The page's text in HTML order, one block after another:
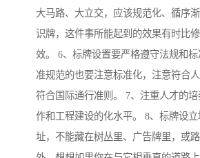
大马路、大立交，应该规范化、循序
识牌，这件事所能起到的效果有时比
效。 6、标牌设置要严格遵守法规和
准规范的也要注意标准化，注意符合人
符合国际通行准则。 7、注重人才的培
作和工程建设的化水平。 8、标牌设
址，不能藏在树丛里、广告牌里，或